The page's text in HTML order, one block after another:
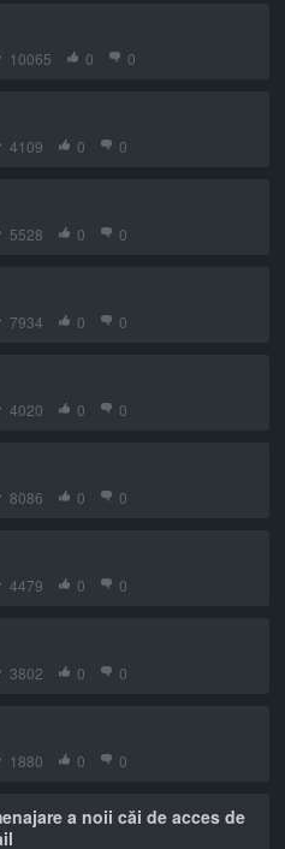
10065 0 0
4109 0 0
5528 0 0
7934 0 0
4020 0 0
8086 0 0
4479 0 0
3802 0 0
1880 0 0
a noii căi de acces de